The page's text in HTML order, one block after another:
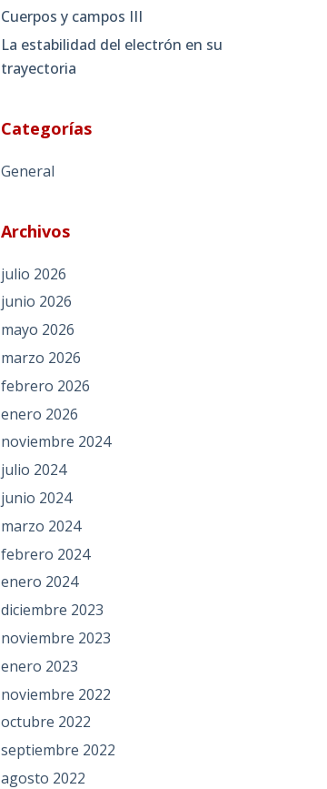
Cuerpos y campos III
La estabilidad del electrón en su
trayectoria
Categorías
General
Archivos
julio 2026
junio 2026
mayo 2026
marzo 2026
febrero 2026
enero 2026
noviembre 2024
julio 2024
junio 2024
marzo 2024
febrero 2024
enero 2024
diciembre 2023
noviembre 2023
enero 2023
noviembre 2022
octubre 2022
septiembre 2022
agosto 2022